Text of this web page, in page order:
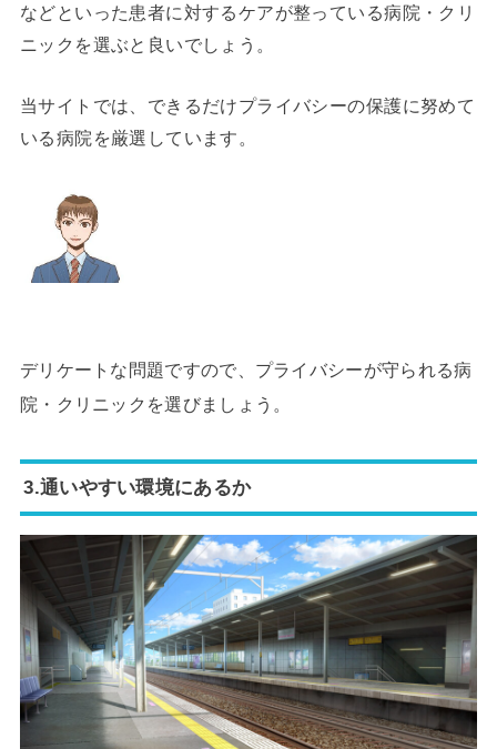
などといった患者に対するケアが整っている病院・クリ
ニックを選ぶと良いでしょう。
当サイトでは、できるだけプライバシーの保護に努めて
いる病院を厳選しています。
デリケートな問題ですので、プライバシーが守られる病
院・クリニックを選びましょう。
3.通いやすい環境にあるか